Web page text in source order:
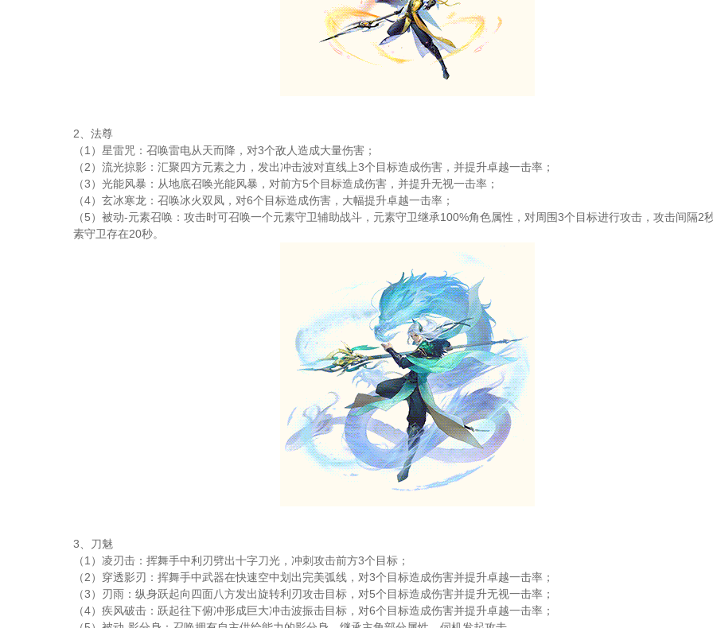
2、法尊
（1）星雷咒：召唤雷电从天而降，对3个敌人造成大量伤害；
（2）流光掠影：汇聚四方元素之力，发出冲击波对直线上3个目标造成伤害，并提升卓越一击率；
（3）光能风暴：从地底召唤光能风暴，对前方5个目标造成伤害，并提升无视一击率；
（4）玄冰寒龙：召唤冰火双凤，对6个目标造成伤害，大幅提升卓越一击率；
（5）被动-元素召唤：攻击时可召唤一个元素守卫辅助战斗，元素守卫继承100%角色属性，对周围3个目标进行攻击，攻击间隔2
素守卫存在20秒。
3、刀魅
（1）凌刃击：挥舞手中利刃劈出十字刀光，冲刺攻击前方3个目标；
（2）穿透影刃：挥舞手中武器在快速空中划出完美弧线，对3个目标造成伤害并提升卓越一击率；
（3）刃雨：纵身跃起向四面八方发出旋转利刃攻击目标，对5个目标造成伤害并提升无视一击率；
（4）疾风破击：跃起往下俯冲形成巨大冲击波振击目标，对6个目标造成伤害并提升卓越一击率；